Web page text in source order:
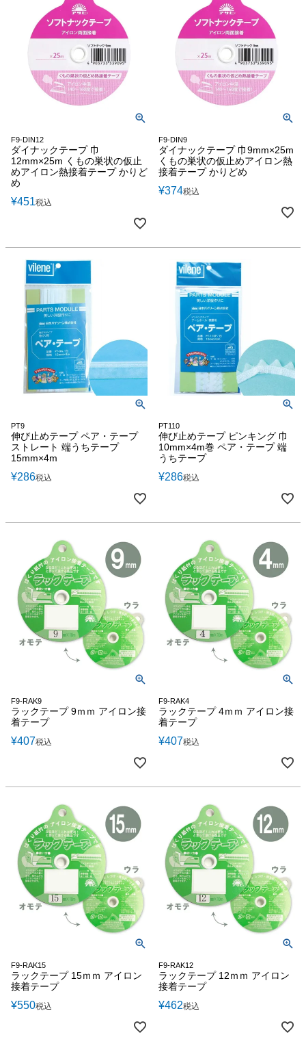
F9-DIN12
ダイナックテープ 巾
12mm×25m くもの巣状の仮止
めアイロン熱接着テープ かりど
め
¥451税込
F9-DIN9
ダイナックテープ 巾9mm×25m
くもの巣状の仮止めアイロン熱
接着テープ かりどめ
¥374税込
PT9
伸び止めテープ ペア・テープ
ストレート 端うちテープ
15mm×4m
¥286税込
PT110
伸び止めテープ ピンキング 巾
10mm×4m巻 ペア・テープ 端
うちテープ
¥286税込
F9-RAK9
ラックテープ 9ｍｍ アイロン接
着テープ
¥407税込
F9-RAK4
ラックテープ 4ｍｍ アイロン接
着テープ
¥407税込
F9-RAK15
ラックテープ 15ｍｍ アイロン
接着テープ
¥550税込
F9-RAK12
ラックテープ 12ｍｍ アイロン
接着テープ
¥462税込